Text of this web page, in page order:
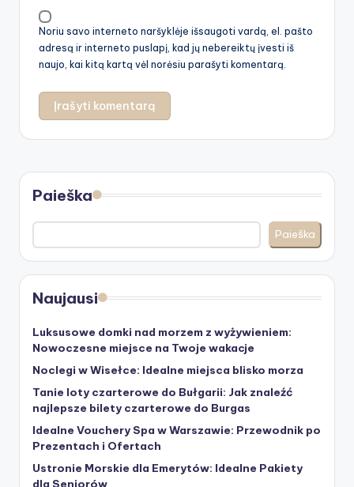
Noriu savo interneto naršyklėje išsaugoti vardą, el. pašto
adresą ir interneto puslapį, kad jų nebereiktų įvesti iš
naujo, kai kitą kartą vėl norėsiu parašyti komentarą.
Paieška
Paieška
Naujausi
Luksusowe domki nad morzem z wyżywieniem:
Nowoczesne miejsce na Twoje wakacje
Noclegi w Wisełce: Idealne miejsca blisko morza
Tanie loty czarterowe do Bułgarii: Jak znaleźć
najlepsze bilety czarterowe do Burgas
Idealne Vouchery Spa w Warszawie: Przewodnik po
Prezentach i Ofertach
Ustronie Morskie dla Emerytów: Idealne Pakiety
dla Seniorów